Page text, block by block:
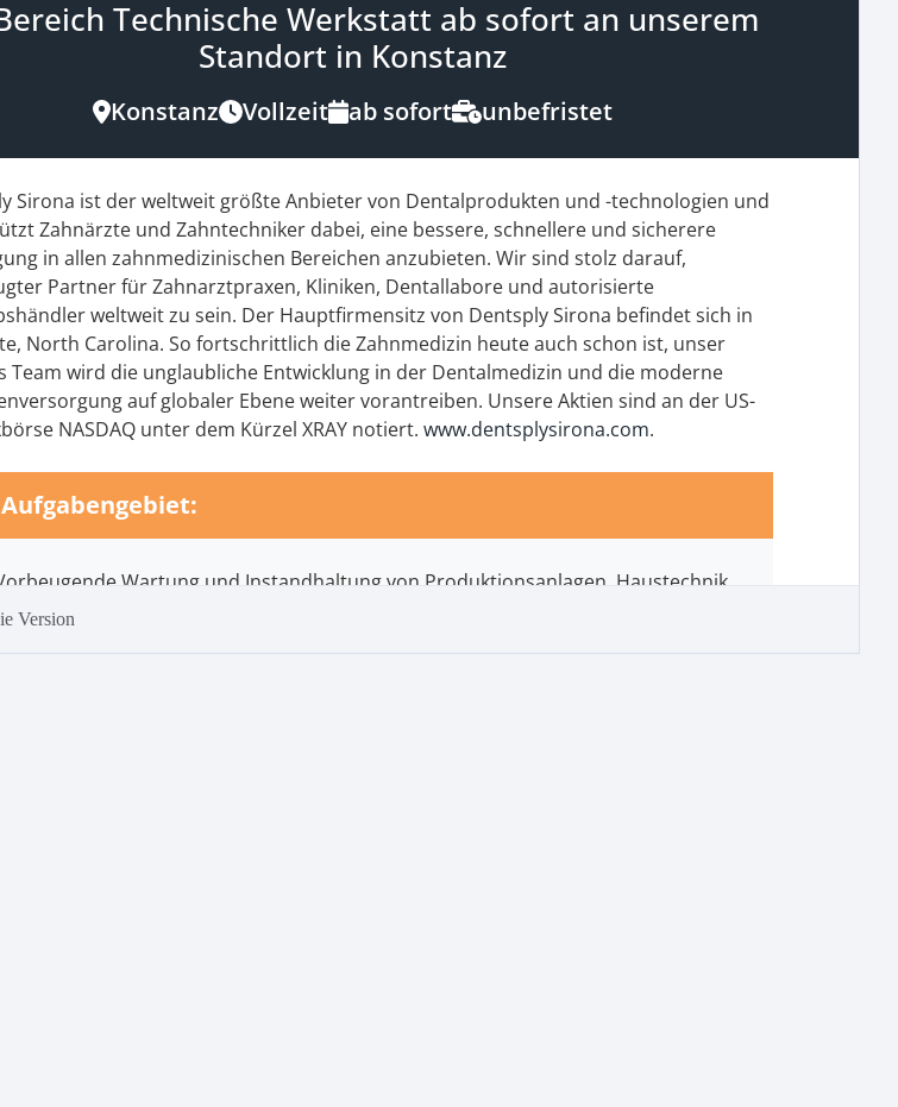
Version